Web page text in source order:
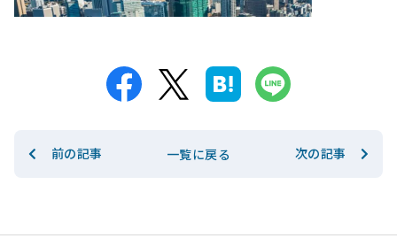
前の記事 一覧に戻る 次の記事